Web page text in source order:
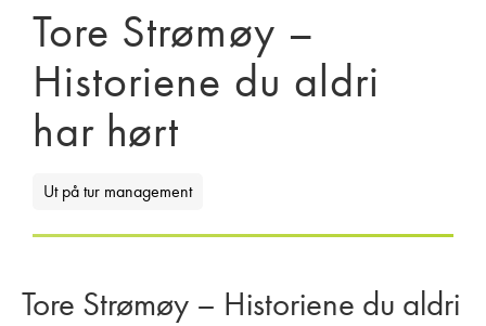
Tore Strømøy –
Historiene du aldri
har hørt
Ut på tur management
Tore Strømøy – Historiene du aldri